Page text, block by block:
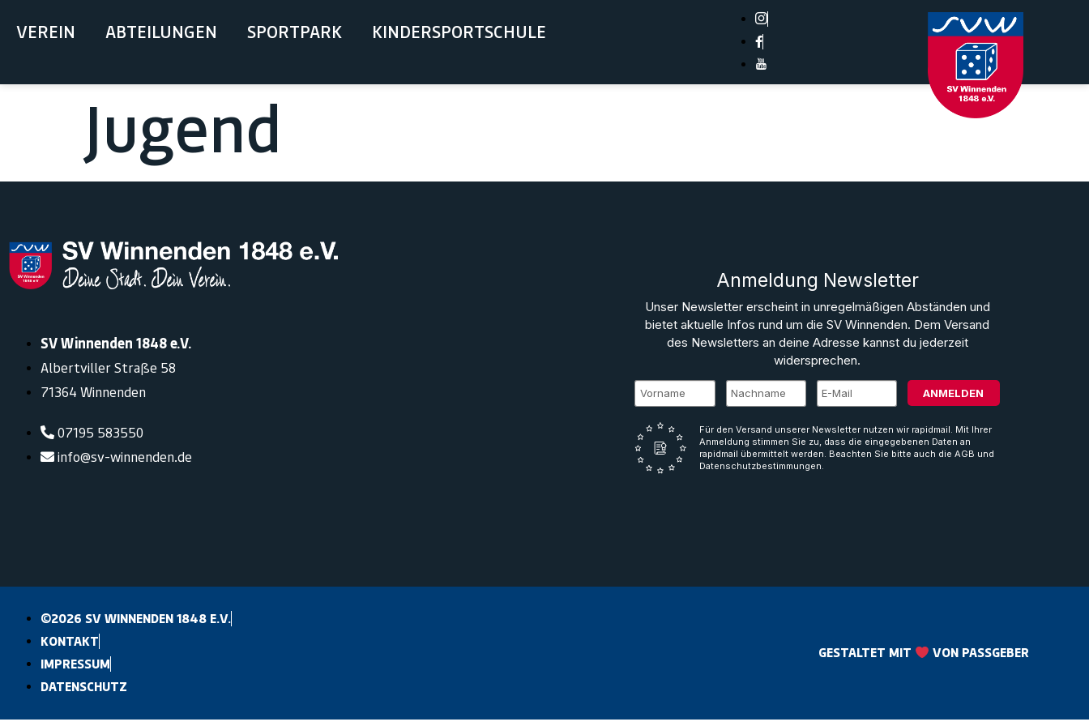
springen
VEREIN ABTEILUNGEN SPORTPARK KINDERSPORTSCHULE
Jugend
SV Winnenden 1848 e.V.
Albertviller Straße 58
71364 Winnenden
07195 583550
info@sv-winnenden.de
Anmeldung Newsletter
Unser Newsletter erscheint in unregelmäßigen Abständen und
bietet aktuelle Infos rund um die SV Winnenden. Dem Versand
des Newsletters an deine Adresse kannst du jederzeit
widersprechen.
ANMELDEN
Für den Versand unserer Newsletter nutzen wir rapidmail. Mit Ihrer
Anmeldung stimmen Sie zu, dass die eingegebenen Daten an
rapidmail übermittelt werden. Beachten Sie bitte auch die AGB und
Datenschutzbestimmungen.
©2026 SV WINNENDEN 1848 E.V.
KONTAKT
IMPRESSUM
DATENSCHUTZ
GESTALTET MIT VON PASSGEBER